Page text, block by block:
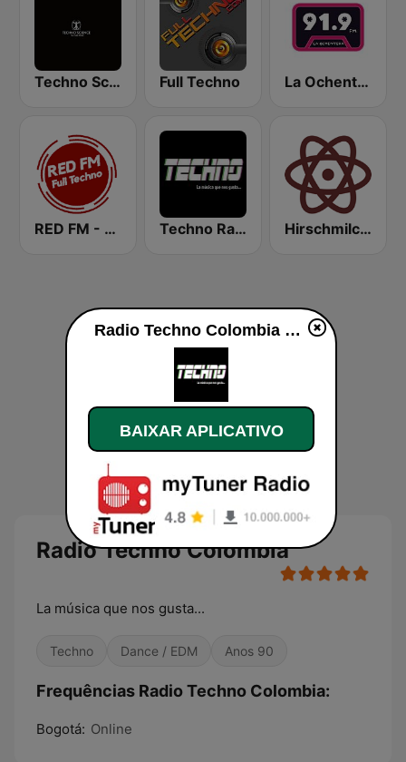
Techno Science Full Techno La Ochentera
RED FM - TECHNO Techno Radio Hirschmilch Techno
Radio Techno Colombia
La música que nos gusta...
Techno Dance / EDM Anos 90
Frequências Radio Techno Colombia:
Bogotá: Online
Radio Techno Colombia ao vivo
BAIXAR APLICATIVO